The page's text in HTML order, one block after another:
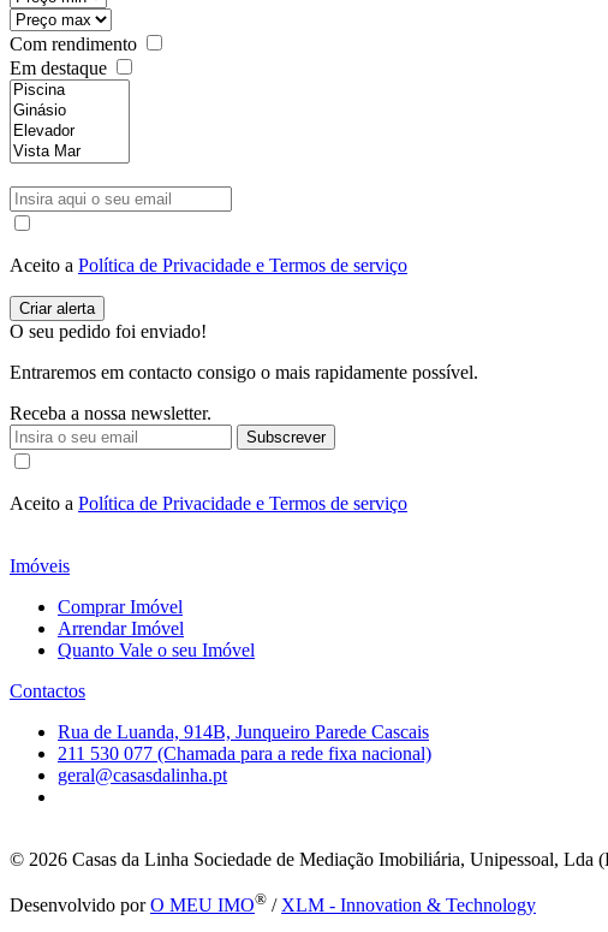
Com rendimento
Em destaque
Aceito a Política de Privacidade e Termos de serviço
O seu pedido foi enviado!
Entraremos em contacto consigo o mais rapidamente possível.
Receba a nossa newsletter.
Subscrever
Aceito a Política de Privacidade e Termos de serviço
Imóveis
Comprar Imóvel
Arrendar Imóvel
Quanto Vale o seu Imóvel
Contactos
Rua de Luanda, 914B, Junqueiro Parede Cascais
211 530 077 (Chamada para a rede fixa nacional)
geral@casasdalinha.pt
© 2026 Casas da Linha Sociedade de Mediação Imobiliária, Unipessoal, Lda
Desenvolvido porO MEU IMO® / XLM - Innovation & Technology